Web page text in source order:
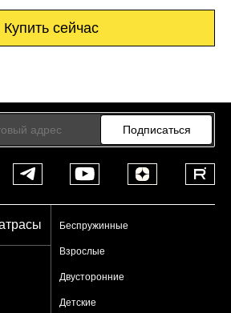
Купить сейчас
Подписаться
Беспружинные
Взрослые
Двусторонние
Детские